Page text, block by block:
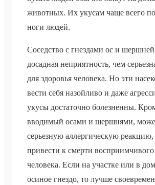
животных. Их укусам чаще всего
ноги людей.
Соседство с гнездами ос и шершней
досадная неприятность, чем
для здоровья человека. Но эти
вести себя назойливо и даже
укусы достаточно болезненны.
вводимый осами и шершнями,
серьезную аллергическую
привести к смерти
человека. Если на участке или в
осиное гнездо, то лучше